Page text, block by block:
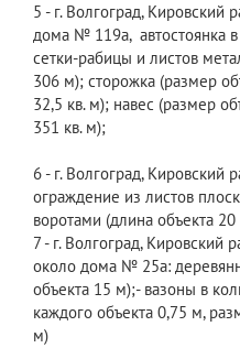
5 - г. Волгоград, Кировский
дома № 119а, автостоянка
сетки-рабицы и листов
306 м); сторожка (размер
32,5 кв. м); навес (размер
351 кв. м);
6 - г. Волгоград, Кировский
ограждение из листов
воротами (длина объекта
7 - г. Волгоград, Кировский
около дома № 25а:
объекта 15 м);- вазоны в
каждого объекта 0,75 м,
м)